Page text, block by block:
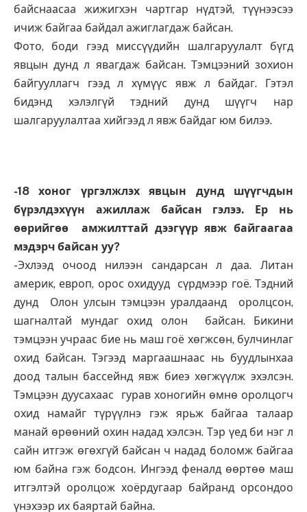
байснаасаа жижигхэн чартгар нүдтэй, түүнээсээ
ичиж байгаа байдал ажиглагдаж байсан.
Фото, боди гээд миссүүдийн шалгаруулалт бүгд
явцын дунд л явагдаж байсан. Тэмцээний зохион
байгууллагч гээд л хүмүүс явж л байдаг. Гэтэл
бидэнд хэлэлгүй тэдний дунд шүүгч нар
шалгаруулалтаа хийгээд л явж байдаг юм билээ.
-18 хоног үргэлжлэх явцын дунд шүүгчдын
бүрэлдэхүүн ажиллаж байсан гэлээ. Ер нь
өөрийгөө амжилттай дээгүүр явж байгаагаа
мэдэрч байсан уу?
-Эхлээд очоод нилээн сандарсан л даа. Литан
америк, европ, орос охидууд сүрдмээр гоё. Тэдний
дунд Олон улсын тэмцээн уралдаанд оролцсон,
шагналтай мундаг охид олон байсан. Бикини
тэмцээн учраас бие нь маш гоё хөгжсөн, булчинлаг
охид байсан. Тэгээд маргаашнаас нь буудлынхаа
доод талын бассейнд явж биеэ хөгжүүлж эхэлсэн.
Тэмцээн дуусахаас гурав хоногийн өмнө оролцогч
охид намайг түрүүлнэ гэж ярьж байгаа талаар
манай өрөөний охин надад хэлсэн. Тэр үед би нэг л
сайн итгэж өгөхгүй байсан ч надад боломж байгаа
юм байна гэж бодсон. Ингээд феналд өөртөө маш
итгэлтэй оролцож хоёрдугаар байранд орсондоо
үнэхээр их баяртай байна.